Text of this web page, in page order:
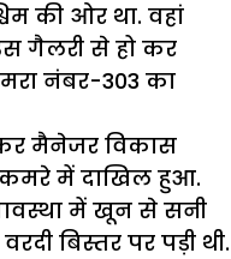
की ओर था. वहां
गैलरी से हो कर
नंबर-303 का
मैनेजर विकास
में दाखिल हुआ.
में खून से सनी
बिस्तर पर पड़ी थी.